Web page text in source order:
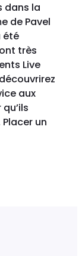
dans la
de Pavel
été
très
Live
aux
un